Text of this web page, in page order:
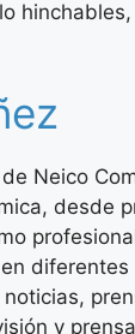
Neico
desde
y